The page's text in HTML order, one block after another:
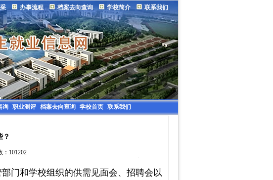
办事流程 档案去向查询 学校简介 联系我们
询 职业测评 档案去向查询 学校首页 联系我们
？
101202
和学校组织的供需见面会、招聘会以